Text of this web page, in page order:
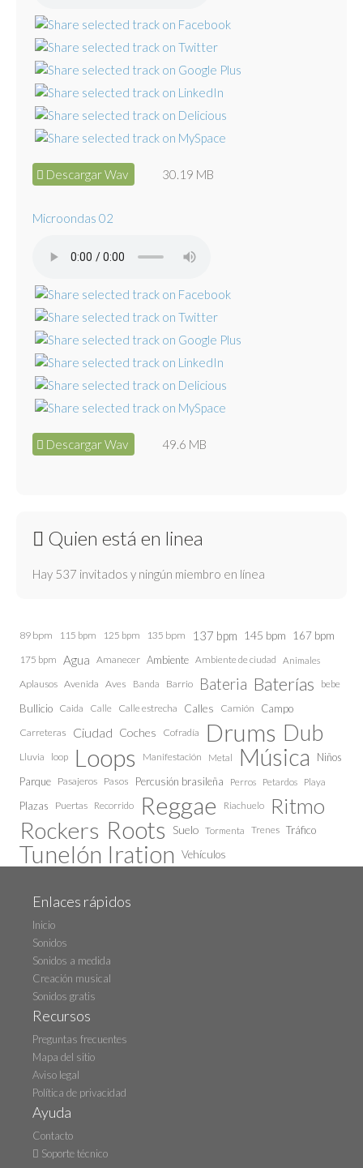
Descargar Wav 30.19 MB
Microondas 02
Descargar Wav 49.6 MB
Quien está en linea
Hay 537 invitados y ningún miembro en línea
89 bpm 115 bpm 125 bpm 135 bpm 137 bpm 145 bpm 167 bpm
175 bpm Agua Amanecer Ambiente Ambiente de ciudad Animales
Aplausos Avenida Aves Banda Barrio Bateria Baterías bebe
Bullicio Caida Calle Calle estrecha Calles Camión Campo
Carreteras Ciudad Coches Cofradía Drums Dub
Lluvia loop Loops Manifestación Metal Música
Niños
Parque Pasajeros Pasos Percusión brasileña Perros Petardos Playa
Plazas Puertas Recorrido Reggae Riachuelo Ritmo
Rockers Roots Suelo Tormenta Trenes Tráfico
Tunelón Iration Vehículos
Enlaces rápidos
Inicio
Sonidos
Sonidos a medida
Creación musical
Sonidos gratis
Recursos
Preguntas frecuentes
Mapa del sitio
Aviso legal
Política de privacidad
Ayuda
Contacto
Soporte técnico